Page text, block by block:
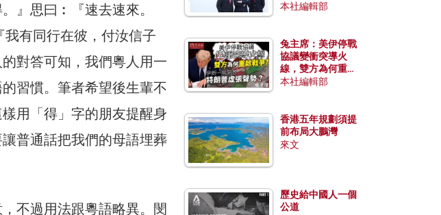
』思曰︰『速去速來。
有同行在彼，付汝信子
對答可知，我們粵人用一
習慣。筆者希望後生輩不
用「得」字的朋友提醒身
普通話把我們的母語埋葬
不過用法跟粵語略異。閔
本社編輯部
兔主席：美伊停戰
協議變衝突導火
線，雙方為何重啟
戰爭？伊朗一早洞
本社編輯部
香港五年規劃須提
前布局大鵬灣
來文
歷史給中國人一個
公道